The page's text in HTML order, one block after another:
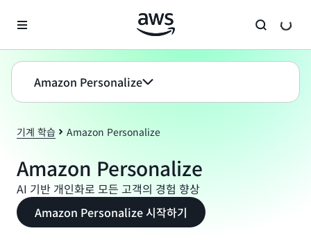
Amazon Personalize
기계 학습 Amazon Personalize
Amazon Personalize
AI 기반 개인화로 모든 고객의 경험 향상
Amazon Personalize 시작하기